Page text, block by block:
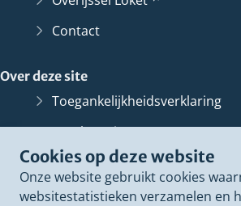
Cookies op deze website
Onze website gebruikt cookies
websitestatistieken verzamelen en
Contact
Over deze site
Toegankelijkheidsverklaring
Bescherming
Informatiebeveiliging
Proclaimer